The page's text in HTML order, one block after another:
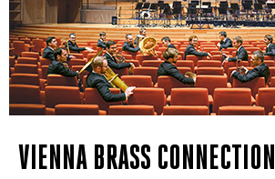
VIENNA BRASS CONNECTION